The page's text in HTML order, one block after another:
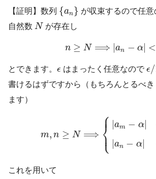
【証明】数列 {an}
{a } が収束するので任意
自然数 N
N が存在し
n ≥ N ⟹ |an − α| <
n≥N a ϵ
とできます。 ϵ
ϵ はまったく任意なので ϵ/
書けるはずですから（もちろんとるべき
ます）
m, n ≥ N ⟹ ⎧
⎪
⎨
⎪
⎩
|am − α|
|an − α|
m
これを用いて